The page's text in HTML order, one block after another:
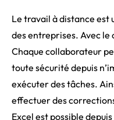
Le travail à distance est
des entreprises. Avec le
Chaque collaborateur
toute sécurité depuis
exécuter des tâches.
effectuer des
Excel est possible